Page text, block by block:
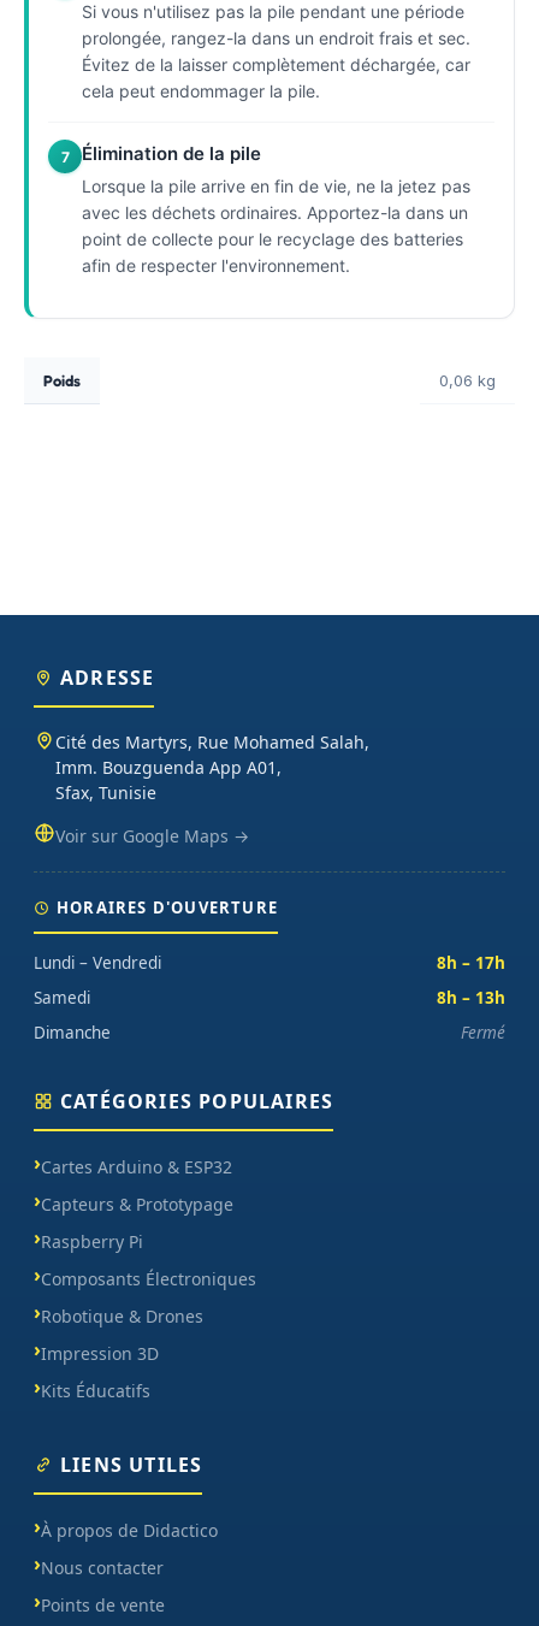
Si vous n'utilisez pas la pile pendant une période
prolongée, rangez-la dans un endroit frais et sec.
Évitez de la laisser complètement déchargée, car
cela peut endommager la pile.
7 Élimination de la pile
Lorsque la pile arrive en fin de vie, ne la jetez pas
avec les déchets ordinaires. Apportez-la dans un
point de collecte pour le recyclage des batteries
afin de respecter l'environnement.
Poids 0,06 kg
ADRESSE
Cité des Martyrs, Rue Mohamed Salah,
Imm. Bouzguenda App A01,
Sfax, Tunisie
Voir sur Google Maps →
HORAIRES D'OUVERTURE
Lundi – Vendredi
8h – 17h
Samedi
8h – 13h
Dimanche
Fermé
CATÉGORIES POPULAIRES
Cartes Arduino & ESP32
Capteurs & Prototypage
Raspberry Pi
Composants Électroniques
Robotique & Drones
Impression 3D
Kits Éducatifs
LIENS UTILES
À propos de Didactico
Nous contacter
Points de vente